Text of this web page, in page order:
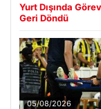
Yurt Dışında
Geri Döndü
05/08/2026